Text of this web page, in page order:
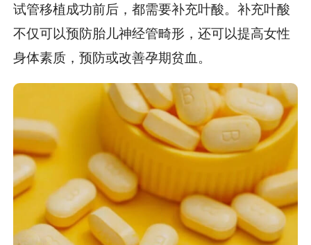
试管移植成功前后，都需要补充叶酸。补充叶酸
不仅可以预防胎儿神经管畸形，还可以提高女性
身体素质，预防或改善孕期贫血。